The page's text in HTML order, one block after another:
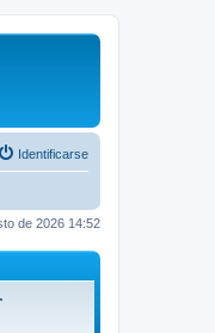
Identificarse
de 2026 14:52